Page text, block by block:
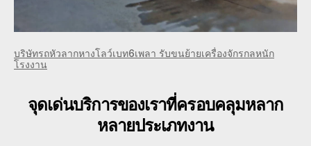
บริษัทรถหัวลากหางโลว์เบท6เพลา รับขนย้ายเครื่องจักรกลหนัก
โรงงาน
จุดเด่นบริการของเราที่ครอบคลุมหลาก
หลายประเภทงาน